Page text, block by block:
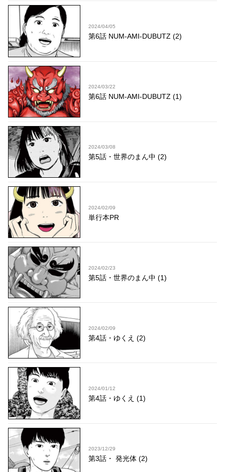
2024/04/05
第6話 NUM-AMI-DUBUTZ (2)
2024/03/22
第6話 NUM-AMI-DUBUTZ (1)
2024/03/08
第5話・世界のまん中 (2)
2024/02/09
単行本PR
2024/02/23
第5話・世界のまん中 (1)
2024/02/09
第4話・ゆくえ (2)
2024/01/12
第4話・ゆくえ (1)
2023/12/29
第3話・ 発光体 (2)